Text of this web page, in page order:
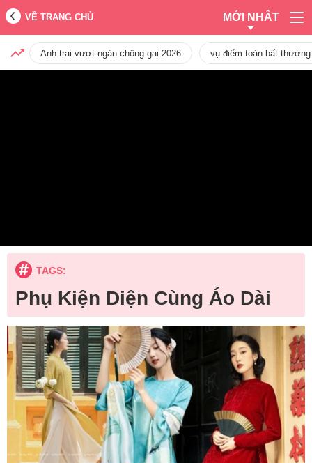
VỀ TRANG CHỦ MỚI NHẤT
Anh trai vượt ngàn chông gai 2026 vụ điểm toán bất
TAGS:
Phụ Kiện Diện Cùng Áo Dài